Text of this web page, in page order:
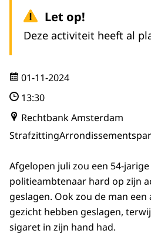
Let op!
Deze activiteit heeft al
01-11-2024
13:30
Rechtbank Amsterdam
Strafzitting
Afgelopen juli zou een 54-
politieambtenaar hard op zijn
geslagen. Ook zou de man
gezicht hebben geslagen,
sigaret in zijn hand had.